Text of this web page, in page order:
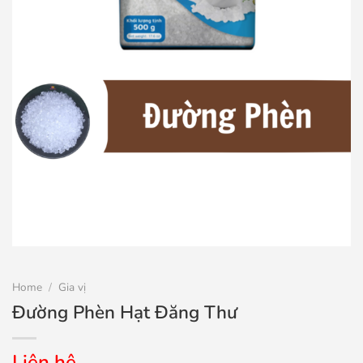
Home / Gia vị
Đường Phèn Hạt Đăng Thư